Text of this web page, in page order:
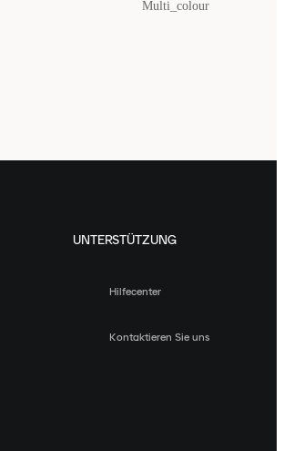
Multi_colour
UNTERSTÜTZUNG
Hilfecenter
Kontaktieren Sie uns